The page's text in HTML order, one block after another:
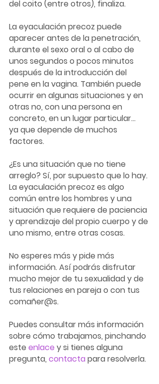
del coito (entre otros), finaliza.
La eyaculación precoz puede
aparecer antes de la penetración,
durante el sexo oral o al cabo de
unos segundos o pocos minutos
después de la introducción del
pene en la vagina. También puede
ocurrir en algunas situaciones y en
otras no, con una persona en
concreto, en un lugar particular...
ya que depende de muchos
factores.
¿Es una situación que no tiene
arreglo? Sí, por supuesto que lo hay.
La eyaculación precoz es algo
común entre los hombres y una
situación que requiere de paciencia
y aprendizaje del propio cuerpo y de
uno mismo, entre otras cosas.
No esperes más y pide más
información. Así podrás disfrutar
mucho mejor de tu sexualidad y de
tus relaciones en pareja o con tus
comañer@s.
Puedes consultar más información
sobre cómo trabajamos, pinchando
este enlace y si tienes alguna
pregunta, contacta para resolverla.